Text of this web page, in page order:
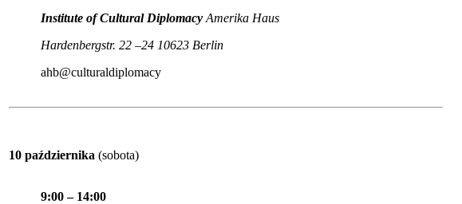
Institute of Cultural Diplomacy Amerika Haus
Hardenbergstr. 22 –24 10623 Berlin
ahb@culturaldiplomacy
10 października (sobota)
9:00 – 14:00